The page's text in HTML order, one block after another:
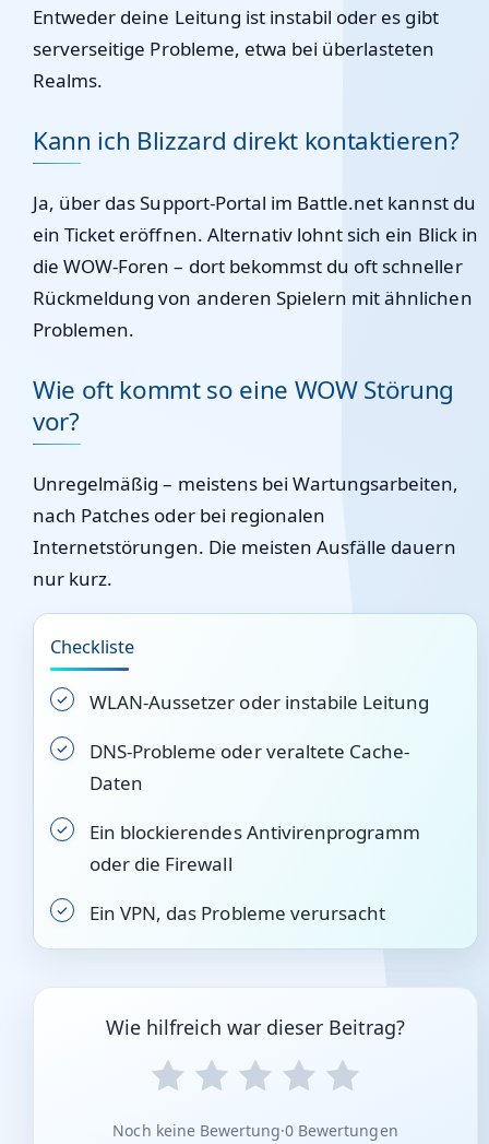
Entweder deine Leitung ist instabil oder es gibt
serverseitige Probleme, etwa bei überlasteten
Realms.
Kann ich Blizzard direkt kontaktieren?
Ja, über das Support-Portal im Battle.net kannst du
ein Ticket eröffnen. Alternativ lohnt sich ein Blick in
die WOW-Foren – dort bekommst du oft schneller
Rückmeldung von anderen Spielern mit ähnlichen
Problemen.
Wie oft kommt so eine WOW Störung
vor?
Unregelmäßig – meistens bei Wartungsarbeiten,
nach Patches oder bei regionalen
Internetstörungen. Die meisten Ausfälle dauern
nur kurz.
Checkliste
WLAN-Aussetzer oder instabile Leitung
DNS-Probleme oder veraltete Cache-
Daten
Ein blockierendes Antivirenprogramm
oder die Firewall
Ein VPN, das Probleme verursacht
Wie hilfreich war dieser Beitrag?
Noch keine Bewertung·0 Bewertungen